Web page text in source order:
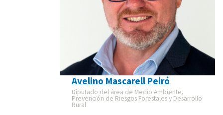
Avelino Mascarell Peiró
Diputado del área de Medio Ambiente,
Prevención de Riesgos Forestales y Desarrollo
Rural